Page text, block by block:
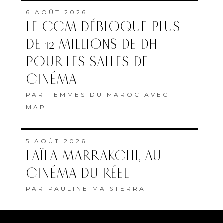
6 AOÛT 2026
LE CCM DÉBLOQUE PLUS
DE 12 MILLIONS DE DH
POUR LES SALLES DE
CINÉMA
PAR FEMMES DU MAROC AVEC
MAP
5 AOÛT 2026
LAÏLA MARRAKCHI, AU
CINÉMA DU RÉEL
PAR PAULINE MAISTERRA